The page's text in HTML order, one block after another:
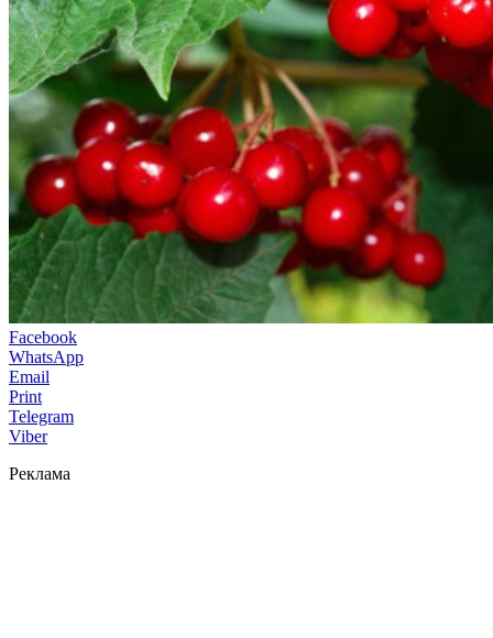
Facebook
WhatsApp
Email
Print
Telegram
Viber
Реклама